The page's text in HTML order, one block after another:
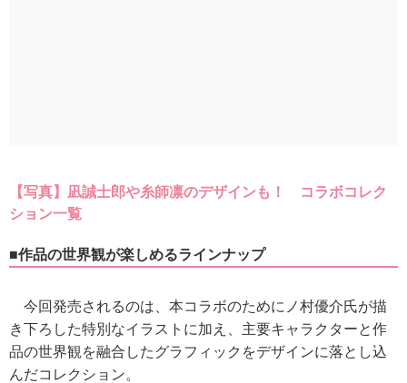
【写真】凪誠士郎や糸師凛のデザインも！ コラボコレク
ション一覧
■作品の世界観が楽しめるラインナップ
今回発売されるのは、本コラボのためにノ村優介氏が描
き下ろした特別なイラストに加え、主要キャラクターと作
品の世界観を融合したグラフィックをデザインに落とし込
んだコレクション。